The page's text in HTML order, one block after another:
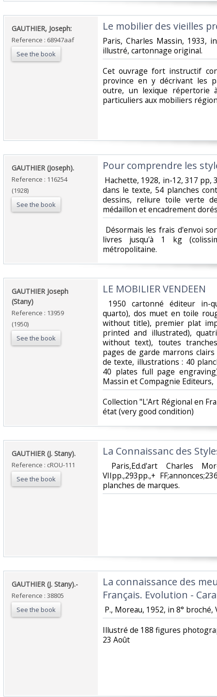
‎GAUTHIER, Joseph:‎
Reference : 68947aaf
See the book
‎Le mobilier des vieilles
‎Paris, Charles Massin, 1933,
illustré, cartonnage original.‎
‎Cet ouvrage fort instructif
province en y décrivant les
outre, un lexique
particuliers aux mobiliers
‎GAUTHIER (Joseph).‎
Reference : 116254
(1928)
See the book
‎Pour comprendre les
Hachette, 1928, in-12, 317
dans le texte, 54 planches
dessins, reliure toile verte
médaillon et encadrement
Désormais les frais d'envoi
livres jusqu'à 1 kg
métropolitaine.‎
‎GAUTHIER Joseph
(Stany)‎
Reference : 13959
(1950)
See the book
‎LE MOBILIER VENDEEN‎
1950 cartonné éditeur in-
quarto), dos muet en toile
without title), premier plat
printed and illustrated),
without text), toutes
pages de garde marrons
de texte, illustrations : 40
40 plates full page
Massin et Compagnie Editeurs,‎
‎Collection "L'Art Régional en
état (very good condition) ‎
‎GAUTHIER (J. Stany). ‎
Reference : cROU-111
See the book
‎La Connaissanc des
Paris,Ed.d'art Charles
VIIpp.,293pp.,+
planches de marques. ‎
‎GAUTHIER (J. Stany).-‎
Reference : 38805
See the book
‎La connaissance des
Français. Evolution -
P., Moreau, 1952, in 8° broché,
‎Illustré de 188 figures
23 Août‎